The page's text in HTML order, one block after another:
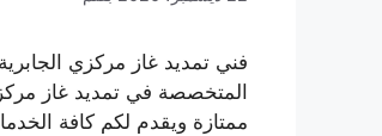
فني تمديد غاز مركزي
المتخصصة في تمديد غاز
ممتازة ويقدم لكم كافة